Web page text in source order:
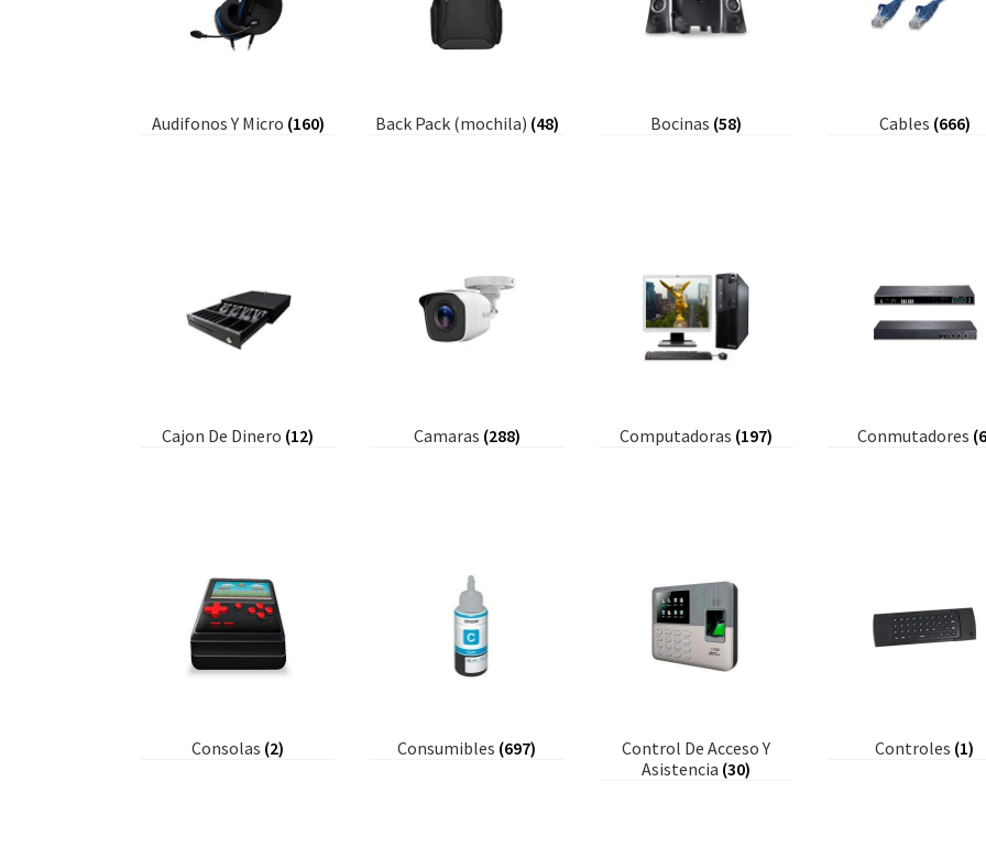
Audifonos Y Micro (160) Back Pack (mochila) (48) Bocinas (58) Cables (666)
Cajon De Dinero (12) Camaras (288) Computadoras (197) Conmutadores
Consolas (2) Consumibles (697)
Control De Acceso Y
Asistencia (30)
Controles (1)